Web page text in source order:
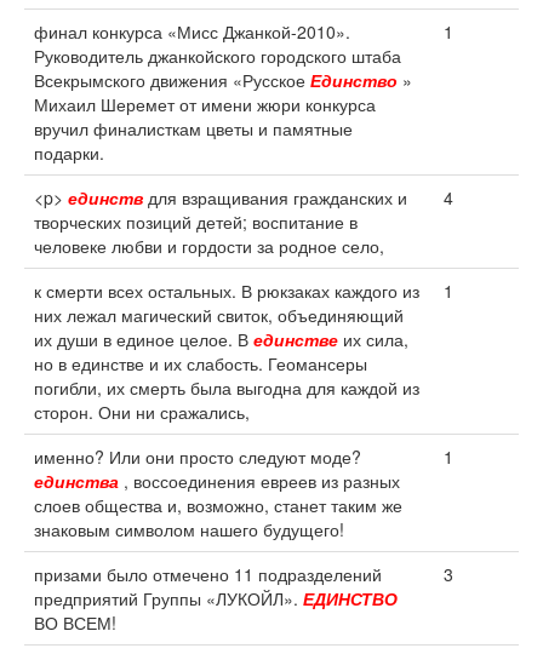
финал конкурса «Мисс Джанкой-2010».
Руководитель джанкойского городского штаба
Всекрымского движения «Русское Единство »
Михаил Шеремет от имени жюри конкурса
вручил финалисткам цветы и памятные
подарки.
1
<p> единств для взращивания гражданских и
творческих позиций детей; воспитание в
человеке любви и гордости за родное село,
4
к смерти всех остальных. В рюкзаках каждого из
них лежал магический свиток, объединяющий
их души в единое целое. В единстве их сила,
но в единстве и их слабость. Геомансеры
погибли, их смерть была выгодна для каждой из
сторон. Они ни сражались,
1
именно? Или они просто следуют моде?
единства , воссоединения евреев из разных
слоев общества и, возможно, станет таким же
знаковым символом нашего будущего!
1
призами было отмечено 11 подразделений
предприятий Группы «ЛУКОЙЛ». ЕДИНСТВО
ВО ВСЕМ!
3